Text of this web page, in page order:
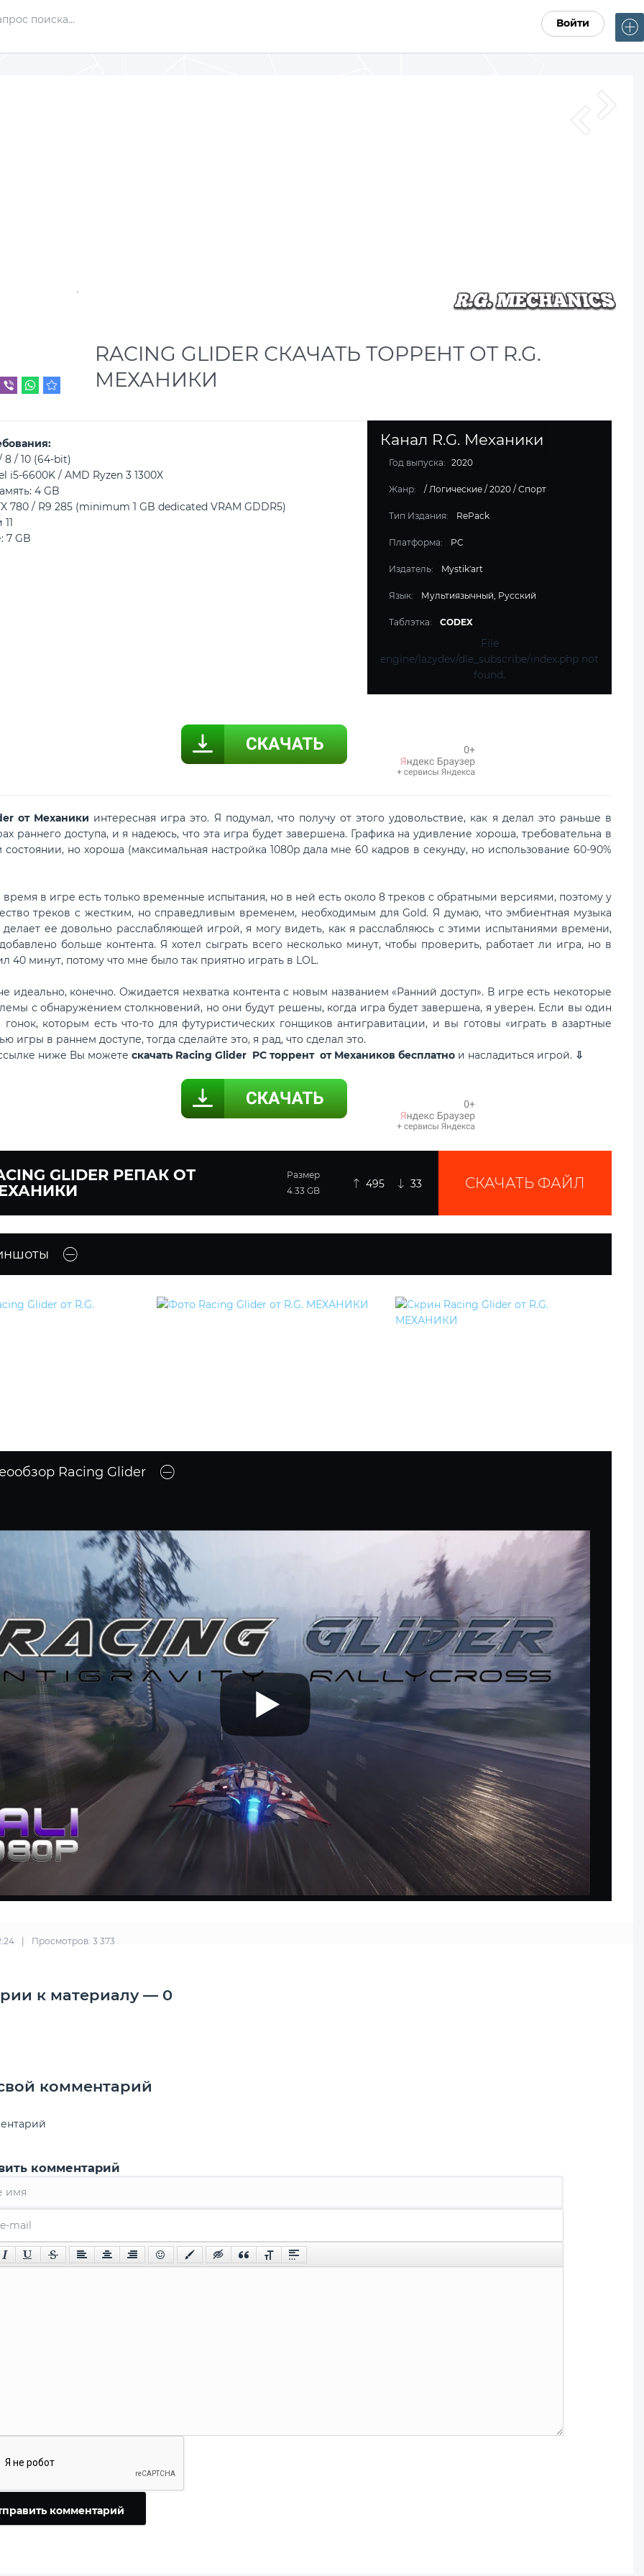
Войти
RACING GLIDER СКАЧАТЬ ТОРРЕНТ ОТ R.G.
МЕХАНИКИ
Канал R.G. Механики
Год выпуска: 2020
Жанр: / Логические /2020 /Спорт
Тип Издания: RePack
Платформа: PC
Издатель: Mystik'art
Язык: Мультиязычный, Русский
Таблэтка: CODEX
File
engine/lazydev/dle_subscribe/index.php not
found.
/ 10 (64-bit)
i5-6600K / AMD Ryzen 3 1300X
4 GB
780 / R9 285 (minimum 1 GB dedicated VRAM GDDR5)
7 GB
от Механики интересная игра это. Я подумал, что получу от этого удовольствие, как я делал это раньше в
раннего доступа, и я надеюсь, что эта игра будет завершена. Графика на удивление хороша, требовательна в
но хороша (максимальная настройка 1080p дала мне 60 кадров в секунду, но использование 60-90%
в игре есть только временные испытания, но в ней есть около 8 треков с обратными версиями, поэтому у
треков с жестким, но справедливым временем, необходимым для Gold. Я думаю, что эмбиентная музыка
делает ее довольно расслабляющей игрой, я могу видеть, как я расслабляюсь с этими испытаниями времени,
больше контента. Я хотел сыграть всего несколько минут, чтобы проверить, работает ли игра, но в
40 минут, потому что мне было так приятно играть в LOL.
конечно. Ожидается нехватка контента с новым названием «Ранний доступ». В игре есть некоторые
с обнаружением столкновений, но они будут решены, когда игра будет завершена, я уверен. Если вы один
гонок, которым есть что-то для футуристических гонщиков антигравитации, и вы готовы «играть в азартные
игры в раннем доступе, тогда сделайте это, я рад, что сделал это.
ниже Вы можете скачать Racing Glider PC торрент от Механиков бесплатнои насладиться игрой. ⇩
GLIDER РЕПАК ОТ
Размер
4.33 GB
495 33 СКАЧАТЬ ФАЙЛ
Racing Glider
Просмотров: 3 373
к материалу — 0
комментарий
комментарий
комментарий